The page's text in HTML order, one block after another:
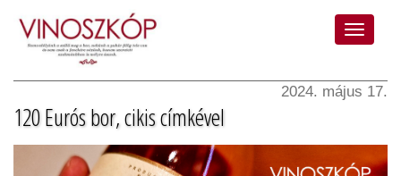
2024. május 17.
120 Eurós bor, cikis címkével